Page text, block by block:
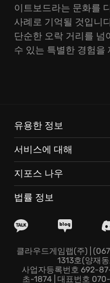
이트보드라는 문화를
사례로 기억될 것입니
단순한 오락 거리를 넘
수 있는 특별한 경험을
유용한 정보
서비스에 대해
지포스 나우
법률 정보
클라우드게임랩(주) |
1313호(양재
사업자등록번호 692-
초-1874 | 대표번호